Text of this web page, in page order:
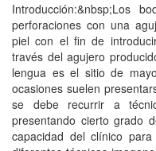
Introducción:&nbsp;Los
perforaciones con una
piel con el fin de
través del agujero
lengua es el sitio de
ocasiones suelen
se debe recurrir a
presentando cierto grado
capacidad del clínico